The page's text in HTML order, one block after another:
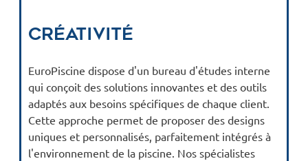
Créativité
EuroPiscine dispose d'un bureau d'études interne
qui conçoit des solutions innovantes et des outils
adaptés aux besoins spécifiques de chaque client.
Cette approche permet de proposer des designs
uniques et personnalisés, parfaitement intégrés à
l'environnement de la piscine. Nos spécialistes